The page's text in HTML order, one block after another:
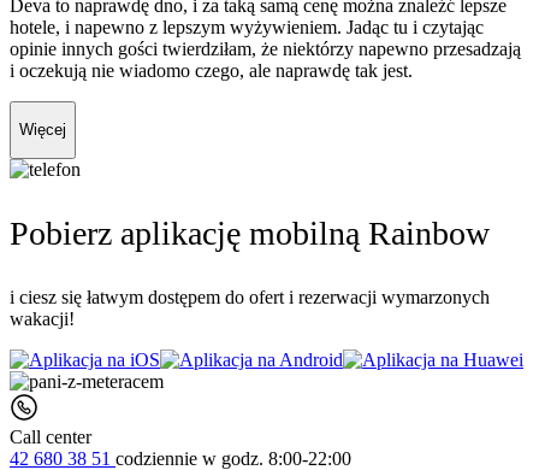
Deva to naprawdę dno, i za taką samą cenę można znaleźć lepsze
hotele, i napewno z lepszym wyżywieniem. Jadąc tu i czytając
opinie innych gości twierdziłam, że niektórzy napewno przesadzają
i oczekują nie wiadomo czego, ale naprawdę tak jest.
Więcej
Pobierz aplikację mobilną Rainbow
i ciesz się łatwym dostępem do ofert i rezerwacji wymarzonych
wakacji!
Call center
42 680 38 51 codziennie w godz. 8:00-22:00